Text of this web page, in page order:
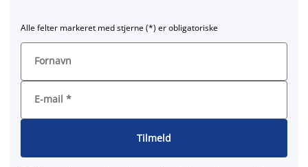
Alle felter markeret med stjerne (*) er obligatoriske
Fornavn
E-mail *
Tilmeld